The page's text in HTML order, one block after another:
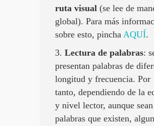
ruta visual (se lee de
global). Para más
sobre esto, pincha AQUÍ.
3. Lectura de palabras:
presentan palabras de
longitud y frecuencia. Por
tanto, dependiendo de la
y nivel lector, aunque sean
palabras que existen,